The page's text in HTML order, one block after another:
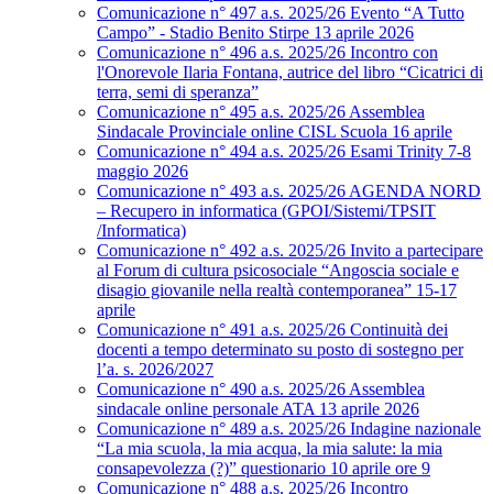
Comunicazione n° 497 a.s. 2025/26 Evento “A Tutto
Campo” - Stadio Benito Stirpe 13 aprile 2026
Comunicazione n° 496 a.s. 2025/26 Incontro con
l'Onorevole Ilaria Fontana, autrice del libro “Cicatrici di
terra, semi di speranza”
Comunicazione n° 495 a.s. 2025/26 Assemblea
Sindacale Provinciale online CISL Scuola 16 aprile
Comunicazione n° 494 a.s. 2025/26 Esami Trinity 7-8
maggio 2026
Comunicazione n° 493 a.s. 2025/26 AGENDA NORD
– Recupero in informatica (GPOI/Sistemi/TPSIT
/Informatica)
Comunicazione n° 492 a.s. 2025/26 Invito a partecipare
al Forum di cultura psicosociale “Angoscia sociale e
disagio giovanile nella realtà contemporanea” 15-17
aprile
Comunicazione n° 491 a.s. 2025/26 Continuità dei
docenti a tempo determinato su posto di sostegno per
l’a. s. 2026/2027
Comunicazione n° 490 a.s. 2025/26 Assemblea
sindacale online personale ATA 13 aprile 2026
Comunicazione n° 489 a.s. 2025/26 Indagine nazionale
“La mia scuola, la mia acqua, la mia salute: la mia
consapevolezza (?)” questionario 10 aprile ore 9
Comunicazione n° 488 a.s. 2025/26 Incontro